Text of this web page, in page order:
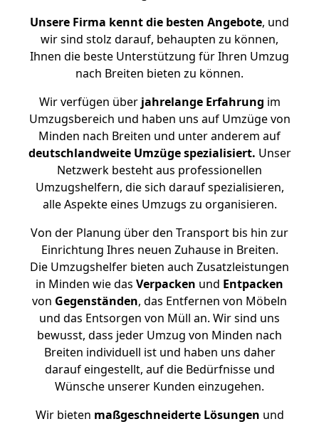
Unsere Firma kennt die besten Angebote, und
wir sind stolz darauf, behaupten zu können,
Ihnen die beste Unterstützung für Ihren Umzug
nach Breiten bieten zu können.
Wir verfügen überjahrelange Erfahrung im
Umzugsbereich und haben uns auf Umzüge von
Minden nach Breiten und unter anderem auf
deutschlandweite Umzüge spezialisiert. Unser
Netzwerk besteht aus professionellen
Umzugshelfern, die sich darauf spezialisieren,
alle Aspekte eines Umzugs zu organisieren.
Von der Planung über den Transport bis hin zur
Einrichtung Ihres neuen Zuhause in Breiten.
Die Umzugshelfer bieten auch Zusatzleistungen
in Minden wie das Verpacken und Entpacken
von Gegenständen, das Entfernen von Möbeln
und das Entsorgen von Müll an. Wir sind uns
bewusst, dass jeder Umzug von Minden nach
Breiten individuell ist und haben uns daher
darauf eingestellt, auf die Bedürfnisse und
Wünsche unserer Kunden einzugehen.
Wir bieten maßgeschneiderte Lösungen und